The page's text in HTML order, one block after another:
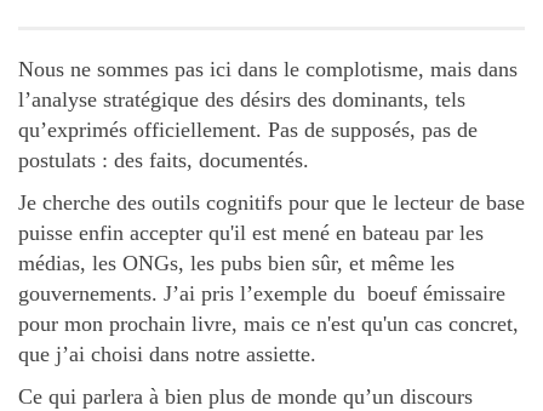
Nous ne sommes pas ici dans le complotisme, mais dans
l’analyse stratégique des désirs des dominants, tels
qu’exprimés officiellement. Pas de supposés, pas de
postulats : des faits, documentés.
Je cherche des outils cognitifs pour que le lecteur de base
puisse enfin accepter qu'il est mené en bateau par les
médias, les ONGs, les pubs bien sûr, et même les
gouvernements. J’ai pris l’exemple du boeuf émissaire
pour mon prochain livre, mais ce n'est qu'un cas concret,
que j’ai choisi dans notre assiette.
Ce qui parlera à bien plus de monde qu’un discours